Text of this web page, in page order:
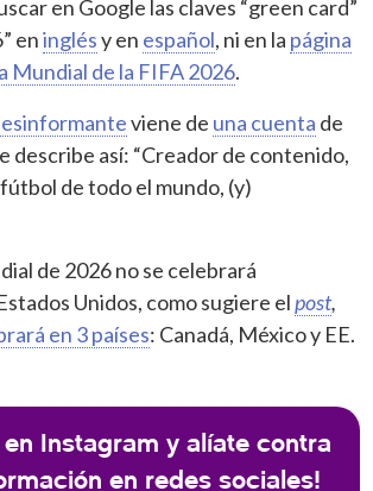
en Google las claves “green card”
eninglésy en español, ni en la página
Mundial de la FIFA 2026.
viene de una cuenta de
describe así: “Creador de contenido,
de todo el mundo, (y)
de 2026 no se celebrará
Unidos, como sugiere elpost,
en 3 países: Canadá, México y EE.
en Instagram y alíate contra
en redes sociales!